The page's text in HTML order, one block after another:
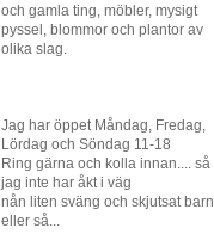
och gamla ting, möbler, mysigt
pyssel, blommor och plantor av
olika slag.
Jag har öppet Måndag, Fredag,
Lördag och Söndag 11-18
Ring gärna och kolla innan.... så
jag inte har åkt i väg
nån liten sväng och skjutsat barn
eller så...